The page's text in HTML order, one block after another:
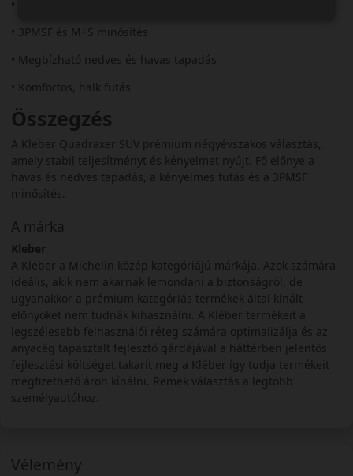
• SUV-okhoz fejlesztve
• 3PMSF és M+S minősítés
• Megbízható nedves és havas tapadás
• Komfortos, halk futás
Összegzés
A Kleber Quadraxer SUV prémium négyévszakos választás,
amely stabil teljesítményt és kényelmet nyújt. Fő előnye a
havas és nedves tapadás, a kényelmes futás és a 3PMSF
minősítés.
A márka
Kleber
A Kléber a Michelin közép kategóriájú márkája. Azok számára
ideális, akik nem akarnak lemondani a biztonságról, de
ugyanakkor a prémium kategóriás termékek által kínált
előnyöket nem tudnák kihasználni. A Kléber termékeit a
legszélesebb felhasználói réteg számára optimalizálja és az
anyacég tapasztalt fejlesztő gárdájával a háttérben jelentős
fejlesztési költséget takarít meg a Kléber így tudja termékeit
megfizethető áron kínálni. Remek választás a legtöbb
személyautóhoz.
Vélemény